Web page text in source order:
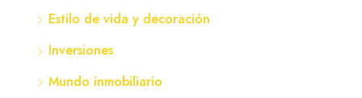
Estilo de vida y decoración
Inversiones
Mundo inmobiliario